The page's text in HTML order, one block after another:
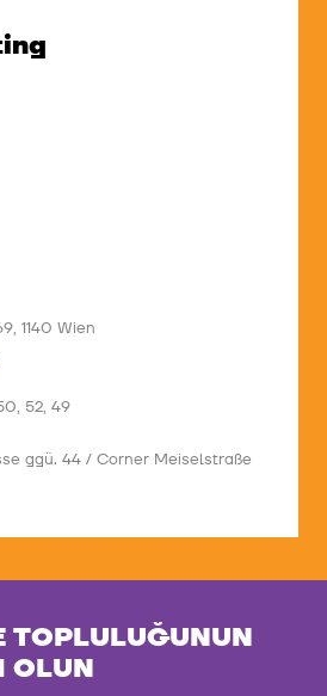
1140 Wien
52, 49
ggü. 44 / Corner Meiselstraße
TOPLULUĞUNUN
OLUN